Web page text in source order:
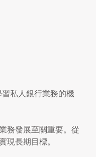
私人銀行業務的機
務發展至關重要。從
長期目標。